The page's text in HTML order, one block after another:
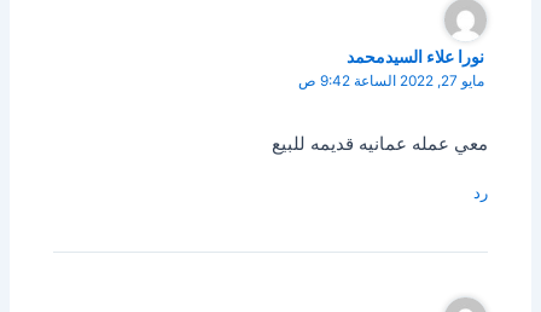
نورا علاء السيدمحمد
مايو 27, 2022 الساعة 9:42 ص
معي عمله عمانيه قديمه للبيع
رد